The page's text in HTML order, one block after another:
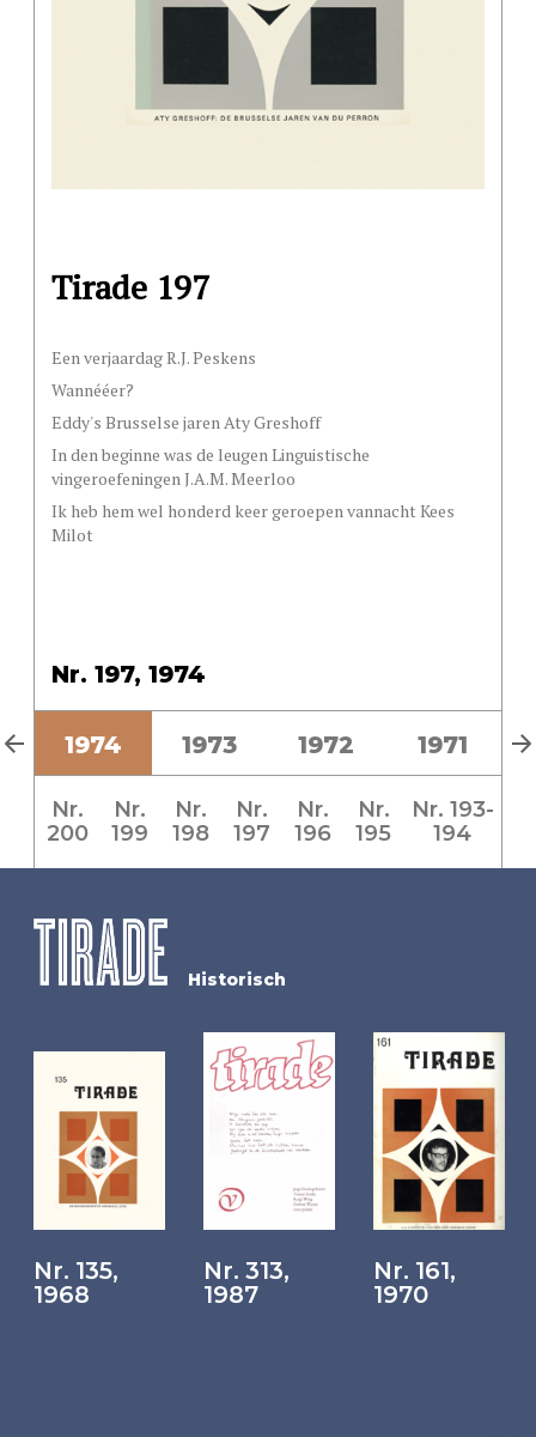
Tirade 197
Een verjaardag R.J. Peskens
Wannééer?
Eddy's Brusselse jaren Aty Greshoff
In den beginne was de leugen Linguistische
vingeroefeningen J.A.M. Meerloo
Ik heb hem wel honderd keer geroepen vannacht Kees
Milot
Nr. 197, 1974
1974 1973 1972 1971
Nr.
200
Nr.
199
Nr.
198
Nr.
197
Nr.
196
Nr.
195
Nr. 193-
194
Historisch
Nr. 135,
1968
Nr. 313,
1987
Nr. 161,
1970